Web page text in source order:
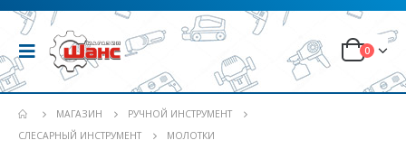
0
МАГАЗИН
РУЧНОЙ ИНСТРУМЕНТ
СЛЕСАРНЫЙ ИНСТРУМЕНТ
МОЛОТКИ